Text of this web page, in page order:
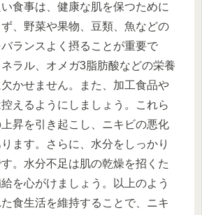
食事は、健康な肌を保つために
、野菜や果物、豆類、魚などの
ランスよく摂ることが重要で
ラル、オメガ3脂肪酸などの栄養
かせません。また、加工食品や
えるようにしましょう。これら
昇を引き起こし、ニキビの悪化
ます。さらに、水分をしっかり
。水分不足は肌の乾燥を招くた
を心がけましょう。以上のよう
食生活を維持することで、ニキ